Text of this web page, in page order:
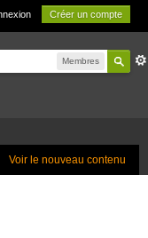
Créer un compte
Membres
Voir le nouveau contenu